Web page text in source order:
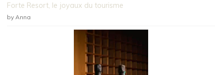
Forte Resort, le joyaux du tourisme
by Anna